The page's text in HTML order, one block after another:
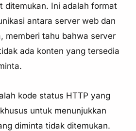
ditemukan. Ini adalah format
antara server web dan
memberi tahu bahwa server
ada konten yang tersedia
kode status HTTP yang
untuk menunjukkan
diminta tidak ditemukan.